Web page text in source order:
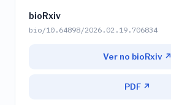
bioRxiv
bio/10.64898/2026.02.19.706834
Ver no bioRxiv ↗
PDF ↗